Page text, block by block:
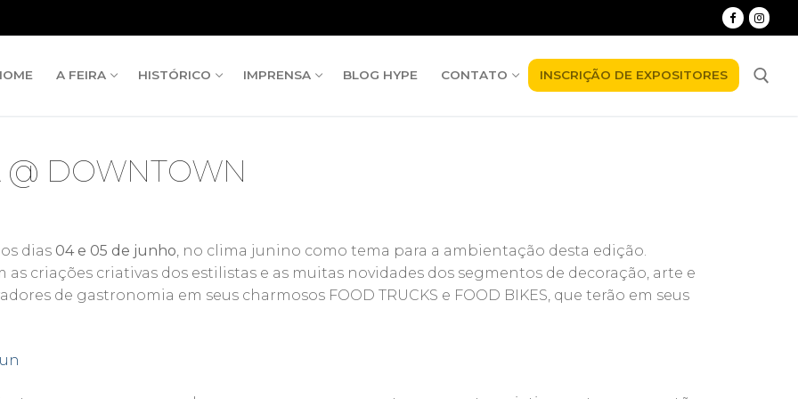
A FEIRA HISTÓRICO IMPRENSA BLOG HYPE CONTATO INSCRIÇÃO DE EXPOSITORES
@ DOWNTOWN
dias 04 e 05 de junho, no clima junino como tema para a ambientação desta edição.
as criações criativas dos estilistas e as muitas novidades dos segmentos de decoração, arte e
de gastronomia em seus charmosos FOOD TRUCKS e FOOD BIKES, que terão em seus